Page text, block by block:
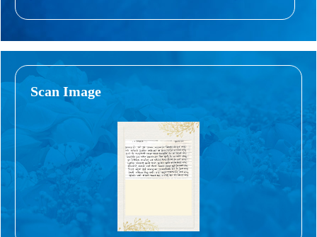
Scan Image